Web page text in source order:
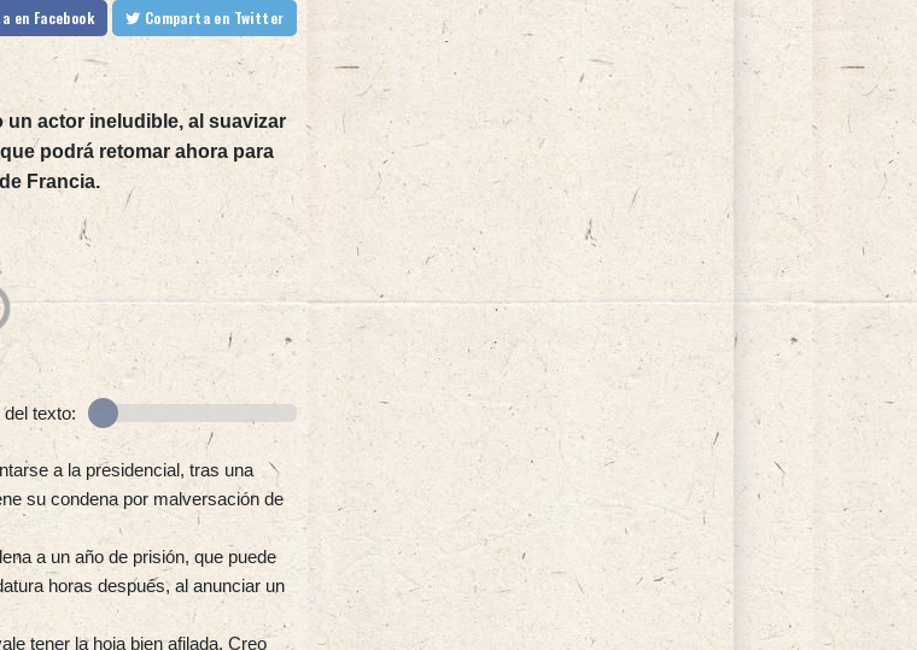
en Facebook Comparta en Twitter
un actor ineludible, al suavizar
podrá retomar ahora para
Francia.
del texto:
a la presidencial, tras una
su condena por malversación de
a un año de prisión, que puede
horas después, al anunciar un
tener la hoja bien afilada. Creo